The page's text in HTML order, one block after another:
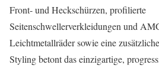
Front- und Heckschürzen, profilierte
Seitenschwellerverkleidungen und
Leichtmetallräder sowie eine
Styling betont das einzigartige,